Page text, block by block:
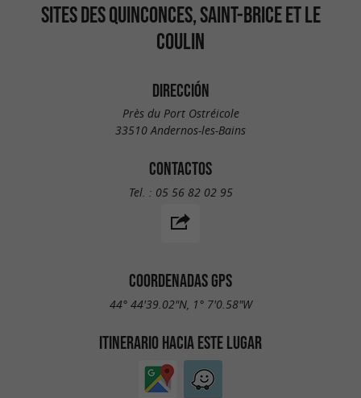
SITES DES QUINCONCES, SAINT-BRICE ET LE
COULIN
DIRECCIÓN
Près du Port Ostréicole
33510 Andernos-les-Bains
CONTACTOS
Tel. : 05 56 82 02 95
COORDENADAS GPS
44° 44'39.02"N, 1° 7'0.58"W
ITINERARIO HACIA ESTE LUGAR